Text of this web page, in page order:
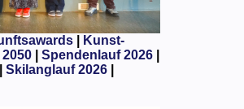
|
Kunst-
Spendenlauf 2026|
Skilanglauf 2026|